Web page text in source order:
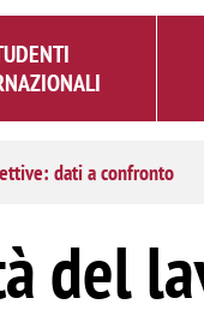
dati a confronto
del